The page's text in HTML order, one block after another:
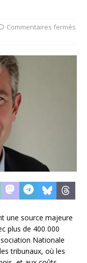
Commentaires fermés
une source majeure
plus de 400 000
Nationale
tribunaux, où les